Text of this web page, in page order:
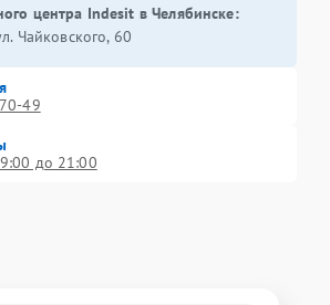
центра Indesit в Челябинске:
Чайковского, 60
49
до 21:00